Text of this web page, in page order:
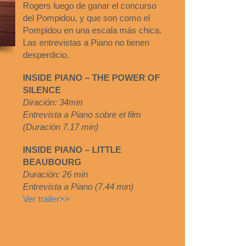
Rogers luego de ganar el concurso
del Pompidou, y que son como el
Pompidou en una escala más chica.
Las entrevistas a Piano no tienen
desperdicio.
INSIDE PIANO – THE POWER OF
SILENCE
Diración: 34min
Entrevista a Piano sobre el film
(Duración 7.17 min)
INSIDE PIANO – LITTLE
BEAUBOURG
Duración: 26 min
Entrevista a Piano (7.44 min)
Ver trailer>>